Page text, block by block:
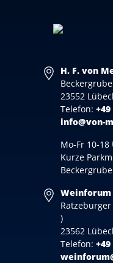
H. F. von
23552
Telefon: +49
info@von-
Mo-Fr 10-18
Kurze
Beckergrube
Weinforum
)
23562
Telefon: +49